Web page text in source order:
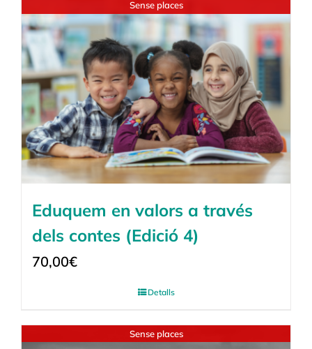
Sense places
Eduquem en valors a través
dels contes (Edició 4)
70,00€
Detalls
Sense places